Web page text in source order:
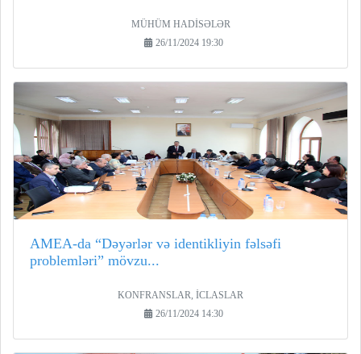
MÜHÜM HADİSƏLƏR
26/11/2024 19:30
AMEA-da “Dəyərlər və identikliyin fəlsəfi
problemləri” mövzu...
KONFRANSLAR, İCLASLAR
26/11/2024 14:30